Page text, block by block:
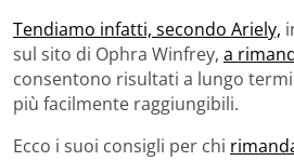
Tendiamo infatti, secondo Ariely,
sul sito di Ophra Winfrey, a
consentono risultati a lungo
più facilmente raggiungibili.
Ecco i suoi consigli per chi